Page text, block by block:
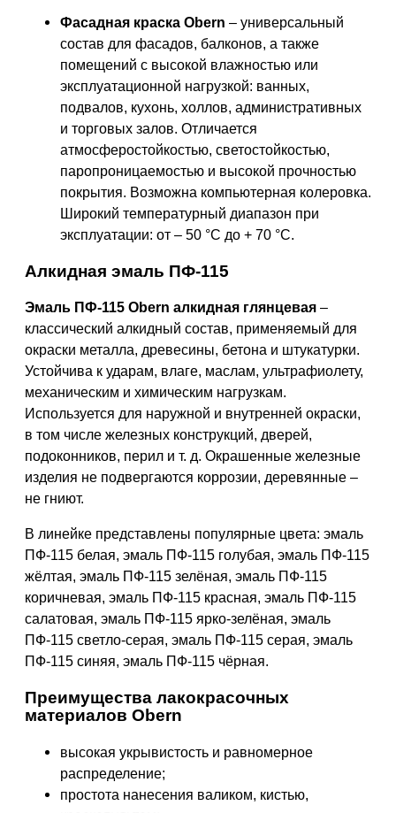
Фасадная краска Obern – универсальный
состав для фасадов, балконов, а также
помещений с высокой влажностью или
эксплуатационной нагрузкой: ванных,
подвалов, кухонь, холлов, административных
и торговых залов. Отличается
атмосферостойкостью, светостойкостью,
паропроницаемостью и высокой прочностью
покрытия. Возможна компьютерная колеровка.
Широкий температурный диапазон при
эксплуатации: от – 50 °C до + 70 °C.
Алкидная эмаль ПФ-115
Эмаль ПФ-115 Obern алкидная глянцевая –
классический алкидный состав, применяемый для
окраски металла, древесины, бетона и штукатурки.
Устойчива к ударам, влаге, маслам, ультрафиолету,
механическим и химическим нагрузкам.
Используется для наружной и внутренней окраски,
в том числе железных конструкций, дверей,
подоконников, перил и т. д. Окрашенные железные
изделия не подвергаются коррозии, деревянные –
не гниют.
В линейке представлены популярные цвета: эмаль
ПФ-115 белая, эмаль ПФ-115 голубая, эмаль ПФ-115
жёлтая, эмаль ПФ-115 зелёная, эмаль ПФ-115
коричневая, эмаль ПФ-115 красная, эмаль ПФ-115
салатовая, эмаль ПФ-115 ярко-зелёная, эмаль
ПФ-115 светло-серая, эмаль ПФ-115 серая, эмаль
ПФ-115 синяя, эмаль ПФ-115 чёрная.
Преимущества лакокрасочных
материалов Obern
высокая укрывистость и равномерное
распределение;
простота нанесения валиком, кистью,